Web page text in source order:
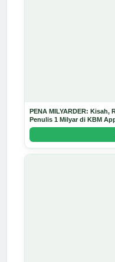
PENA MILYARDER: Kisah,
Penulis 1 Milyar di KBM